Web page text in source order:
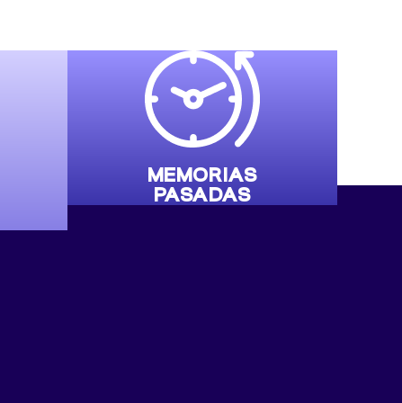
MEMORIAS
PASADAS